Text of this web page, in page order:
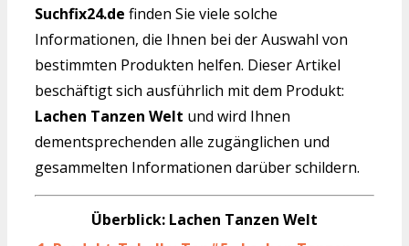
Suchfix24.de finden Sie viele solche
Informationen, die Ihnen bei der Auswahl von
bestimmten Produkten helfen. Dieser Artikel
beschäftigt sich ausführlich mit dem Produkt:
Lachen Tanzen Welt und wird Ihnen
dementsprechenden alle zugänglichen und
gesammelten Informationen darüber schildern.
Überblick: Lachen Tanzen Welt